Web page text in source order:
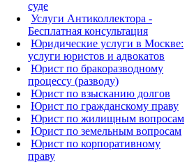
суде
Услуги Антиколлектора -
Бесплатная консультация
Юридические услуги в Москве:
услуги юристов и адвокатов
Юрист по бракоразводному
процессу (разводу)
Юрист по взысканию долгов
Юрист по гражданскому праву
Юрист по жилищным вопросам
Юрист по земельным вопросам
Юрист по корпоративному
праву